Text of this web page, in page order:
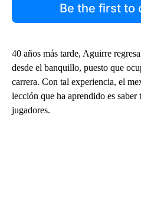
Be the first to
40 años más tarde, Aguirre
desde el banquillo, puesto que
carrera. Con tal experiencia, el
lección que ha aprendido es
jugadores.